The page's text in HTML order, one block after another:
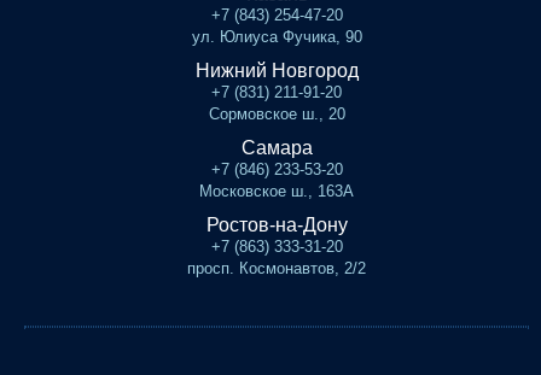
+7 (843) 254-47-20
ул. Юлиуса Фучика, 90
Нижний Новгород
+7 (831) 211-91-20
Сормовское ш., 20
Самара
+7 (846) 233-53-20
Московское ш., 163А
Ростов-на-Дону
+7 (863) 333-31-20
просп. Космонавтов, 2/2